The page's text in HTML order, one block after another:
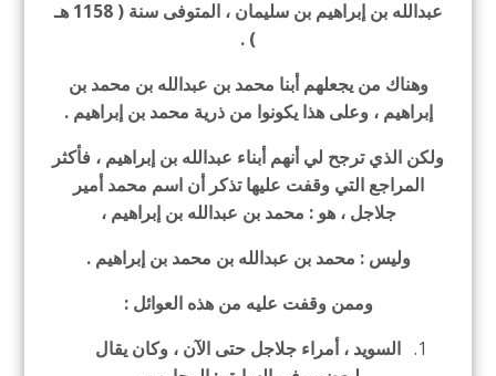
عبدالله بن إبراهيم بن سليمان ، المتوفى سنة ( 1158 هـ
) .
وهناك من يجعلهم أبنا محمد بن عبدالله بن محمد بن
إبراهيم ، وعلى هذا يكونوا من ذرية محمد بن إبراهيم .
ولكن الذي ترجح لي أنهم أبناء عبدالله بن إبراهيم ، فأكثر
المراجع التي وقفت عليها تذكر أن اسم محمد أمير
جلاجل ، هو : محمد بن عبدالله بن إبراهيم ،
وليس : محمد بن عبدالله بن محمد بن إبراهيم .
وممن وقفت عليه من هذه العوائل :
السويد ، أمراء جلاجل حتى الآن ، وكان يقال